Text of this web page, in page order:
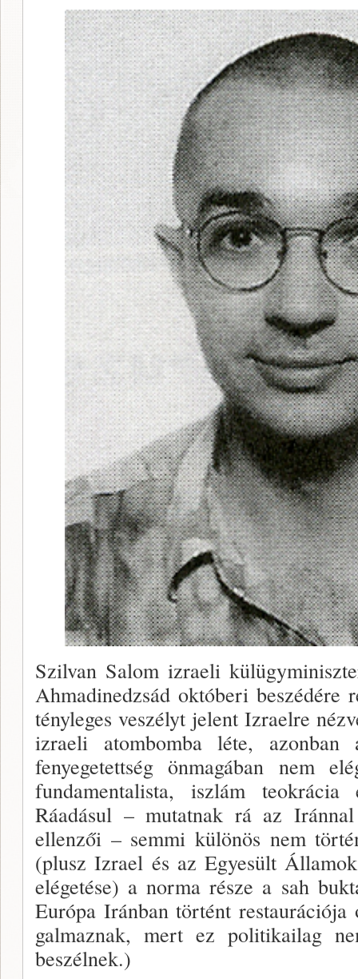
Szilvan Salom izraeli
Ahmadinedzsád októberi beszédére
tényleges veszélyt jelent Izraelre
izraeli atombomba léte,
fenyegetettség önmagában nem
fundamenta­lista, iszlám teokrácia
Ráadásul – mutatnak rá az
ellenzői – semmi különös nem
(plusz Izrael és az Egyesült
elé­getése) a norma része a sah
Európa Iránban történt
galmaznak, mert ez politikailag
beszélnek.)